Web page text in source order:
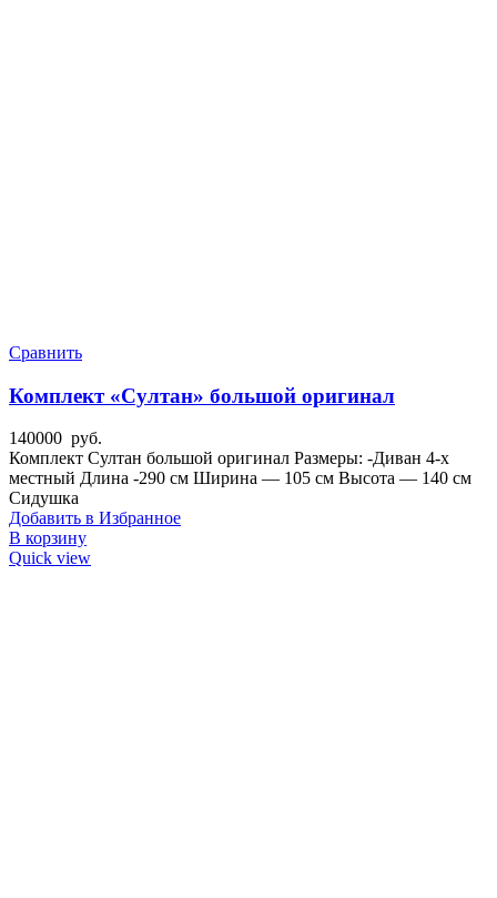
Сравнить
Комплект «Султан» большой оригинал
140000 руб.
Комплект Султан большой оригинал Размеры: -Диван 4-х
местный Длина -290 см Ширина — 105 см Высота — 140 см
Сидушка
Добавить в Избранное
В корзину
Quick view